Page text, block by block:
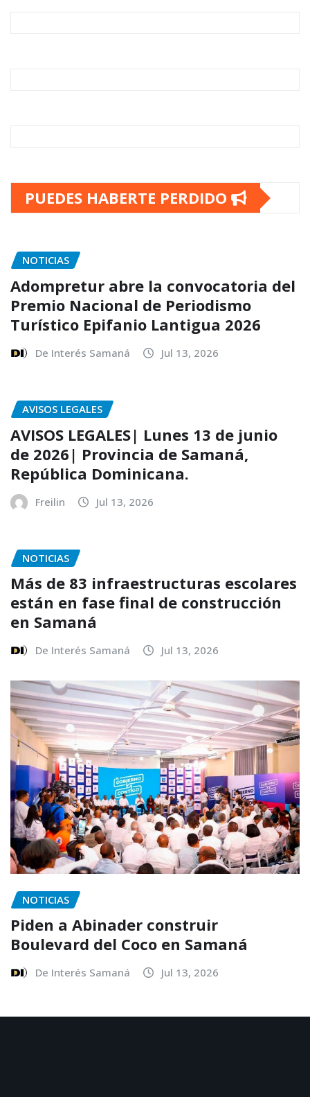
PUEDES HABERTE PERDIDO
NOTICIAS
Adompretur abre la convocatoria del
Premio Nacional de Periodismo
Turístico Epifanio Lantigua 2026
De Interés Samaná Jul 13, 2026
AVISOS LEGALES
AVISOS LEGALES| Lunes 13 de junio
de 2026| Provincia de Samaná,
República Dominicana.
Freilin Jul 13, 2026
NOTICIAS
Más de 83 infraestructuras escolares
están en fase final de construcción
en Samaná
De Interés Samaná Jul 13, 2026
NOTICIAS
Piden a Abinader construir
Boulevard del Coco en Samaná
De Interés Samaná Jul 13, 2026